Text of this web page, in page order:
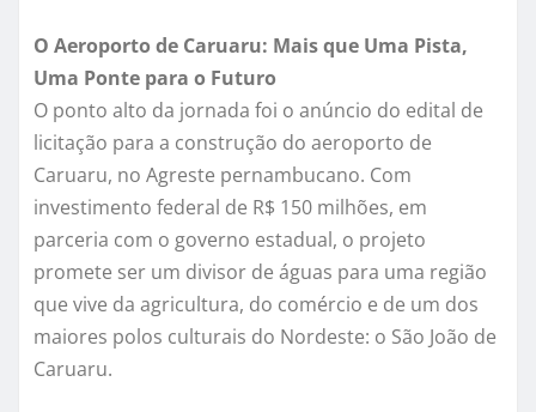
O Aeroporto de Caruaru: Mais que Uma Pista,
Uma Ponte para o Futuro
O ponto alto da jornada foi o anúncio do edital de
licitação para a construção do aeroporto de
Caruaru, no Agreste pernambucano. Com
investimento federal de R$ 150 milhões, em
parceria com o governo estadual, o projeto
promete ser um divisor de águas para uma região
que vive da agricultura, do comércio e de um dos
maiores polos culturais do Nordeste: o São João de
Caruaru.